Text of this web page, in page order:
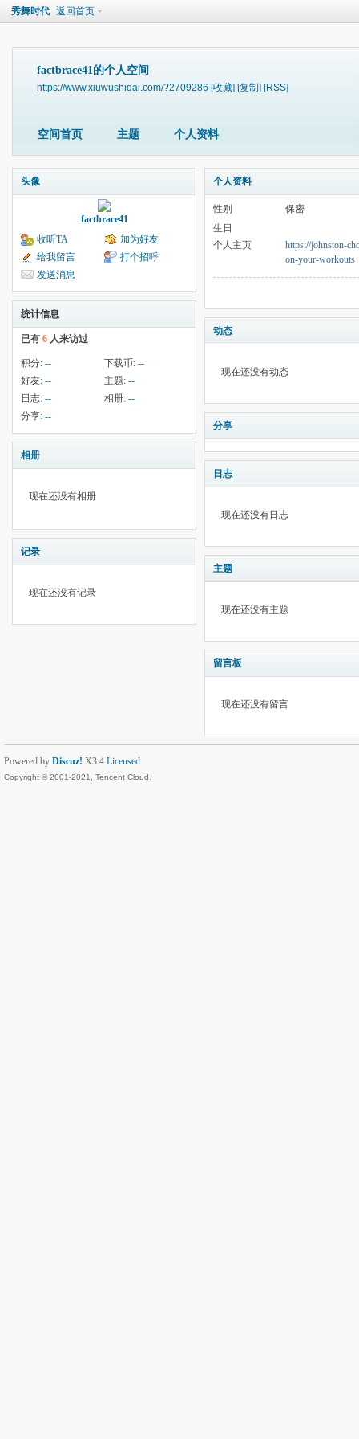
秀舞时代 返回首页
factbrace41的个人空间
https://www.xiuwushidai.com/?2709286 [收藏] [复制] [RSS]
空间首页 主题 个人资料
头像
factbrace41
收听TA
加为好友
给我留言
打个招呼
发送消息
统计信息
已有 6 人来访过
积分: -- 下载币: --
好友: -- 主题: --
日志: -- 相册: --
分享: --
相册
现在还没有相册
记录
现在还没有记录
个人资料
性别
保密
生日
个人主页
https://johnston-
on-your-workouts
动态
现在还没有动态
分享
日志
现在还没有日志
主题
现在还没有主题
留言板
现在还没有留言
Powered by Discuz! X3.4 Licensed
Copyright © 2001-2021, Tencent Cloud.